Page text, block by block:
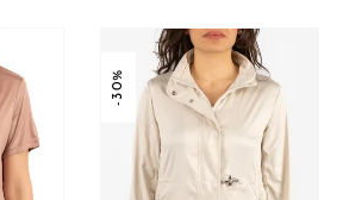
-30%